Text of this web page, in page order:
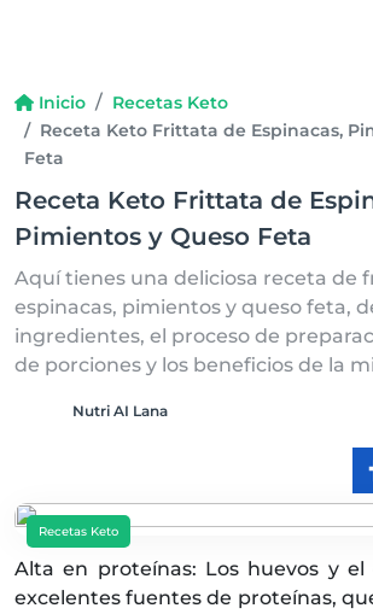
Inicio
Recetas Keto
Receta Keto Frittata de Espinacas,
Feta
Receta Keto Frittata de
Pimientos y Queso Feta
Aquí tienes una deliciosa receta de
espinacas, pimientos y queso feta,
ingredientes, el proceso de
de porciones y los beneficios de la
Nutri AI Lana
Recetas Keto
Alta en proteínas: Los huevos y el
excelentes fuentes de proteínas,